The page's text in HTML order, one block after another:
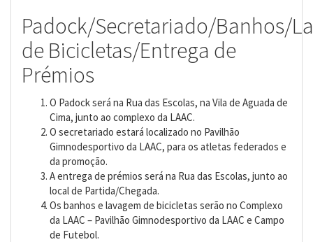
Padock/Secretariado/Banhos/
de Bicicletas/Entrega de
Prémios
O Padock será na Rua das Escolas, na Vila de Aguada de
Cima, junto ao complexo da LAAC.
O secretariado estará localizado no Pavilhão
Gimnodesportivo da LAAC, para os atletas federados e
da promoção.
A entrega de prémios será na Rua das Escolas, junto ao
local de Partida/Chegada.
Os banhos e lavagem de bicicletas serão no Complexo
da LAAC – Pavilhão Gimnodesportivo da LAAC e Campo
de Futebol.